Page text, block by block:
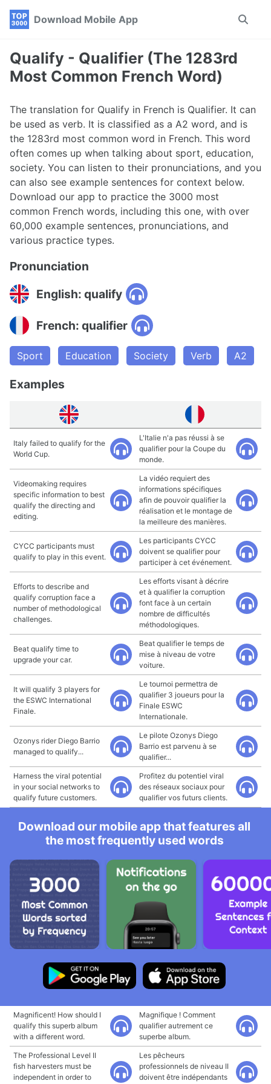
Skip
navigation
Skip
Skip
Download Mobile App
Toggle
Qualify - Qualifier (The 1283rd
Most Common French Word)
The translation for Qualify in French is Qualifier. It can
be used as verb. It is classified as a A2 word, and is
the 1283rd most common word in French. This word
often comes up when talking about sport, education,
society. You can listen to their pronunciations, and you
can also see example sentences for context below.
Download our app to practice the 3000 most
common French words, including this one, with over
60,000 example sentences, pronunciations, and
various practice types.
Pronunciation
English: qualify
French: qualifier
Sport Education Society Verb A2
Examples
Italy failed to qualify for the
World Cup.
L'Italie n'a pas réussi à se
qualifier pour la Coupe du
monde.
Videomaking requires
specific information to best
qualify the directing and
editing.
La vidéo requiert des
informations spécifiques
afin de pouvoir qualifier la
réalisation et le montage de
la meilleure des manières.
CYCC participants must
qualify to play in this event.
Les participants CYCC
doivent se qualifier pour
participer à cet événement.
Efforts to describe and
qualify corruption face a
number of methodological
challenges.
Les efforts visant à décrire
et à qualifier la corruption
font face à un certain
nombre de difficultés
méthodologiques.
Beat qualify time to
upgrade your car.
Beat qualifier le temps de
mise à niveau de votre
voiture.
It will qualify 3 players for
the ESWC International
Finale.
Le tournoi permettra de
qualifier 3 joueurs pour la
Finale ESWC
Internationale.
Ozonys rider Diego Barrio
managed to qualify...
Le pilote Ozonys Diego
Barrio est parvenu à se
qualifier...
Harness the viral potential
in your social networks to
qualify future customers.
Profitez du potentiel viral
des réseaux sociaux pour
qualifier vos futurs clients.
Download our mobile app that features all
the most frequently used words
Magnificent! How should I
qualify this superb album
with a different word.
Magnifique ! Comment
qualifier autrement ce
superbe album.
The Professional Level II
fish harvesters must be
independent in order to
Les pêcheurs
professionnels de niveau II
doivent être indépendants